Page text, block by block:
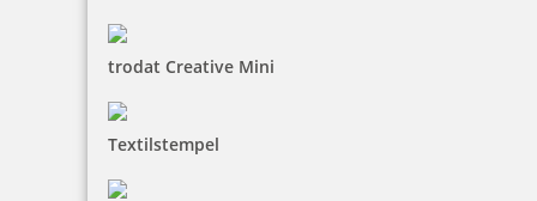
trodat Creative Mini
Textilstempel